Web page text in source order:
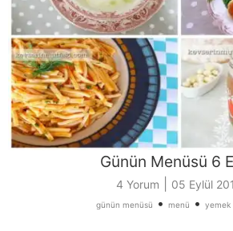
Günün Menüsü 6
4 Yorum 05 Eylül
günün menüsü • menü • yemek